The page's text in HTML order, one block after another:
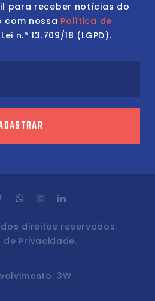
para receber notícias do
com nossa Política de
n.º 13.709/18 (LGPD).
direitos reservados.
de Privacidade.
3W